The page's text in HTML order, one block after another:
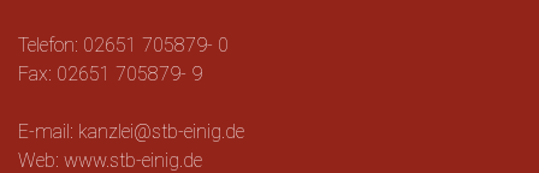
Telefon: 02651 705879- 0
Fax: 02651 705879- 9
E-mail: kanzlei@stb-einig.de
Web: www.stb-einig.de